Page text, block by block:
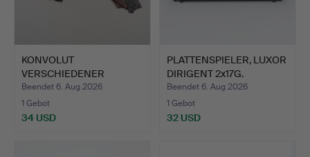
KONVOLUT
VERSCHIEDENER
VINTAGE-STOFFRESTE.
Beendet 6. Aug 2026
1 Gebot
34 USD
PLATTENSPIELER, LUXOR
DIRIGENT 2x17G.
Beendet 6. Aug 2026
1 Gebot
32 USD